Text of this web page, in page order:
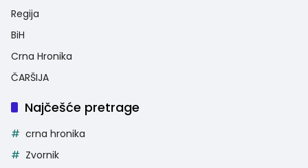
Regija
BiH
Crna Hronika
ČARŠIJA
Najčešće pretrage
crna hronika
Zvornik